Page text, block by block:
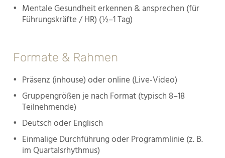
• Mentale Gesundheit erkennen & ansprechen (für
Führungskräfte / HR) (½–1 Tag)
Formate & Rahmen
• Präsenz (inhouse) oder online (Live-Video)
• Gruppengrößen je nach Format (typisch 8–18
Teilnehmende)
• Deutsch oder Englisch
• Einmalige Durchführung oder Programmlinie (z. B.
im Quartalsrhythmus)